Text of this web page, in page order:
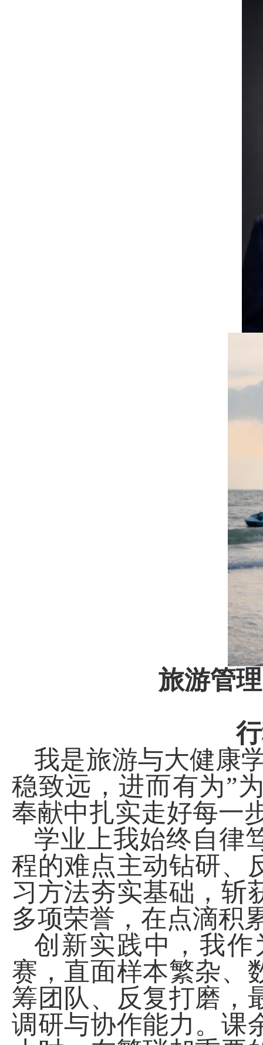
旅游管
我是旅游与大健康
稳致远，进而有为”
奉献中扎实走好每一
学业上我始终自律
程的难点主动钻研、
习方法夯实基础，斩
多项荣誉，在点滴积
创新实践中，我
赛，直面样本繁杂、
筹团队、反复打磨，
调研与协作能力。课